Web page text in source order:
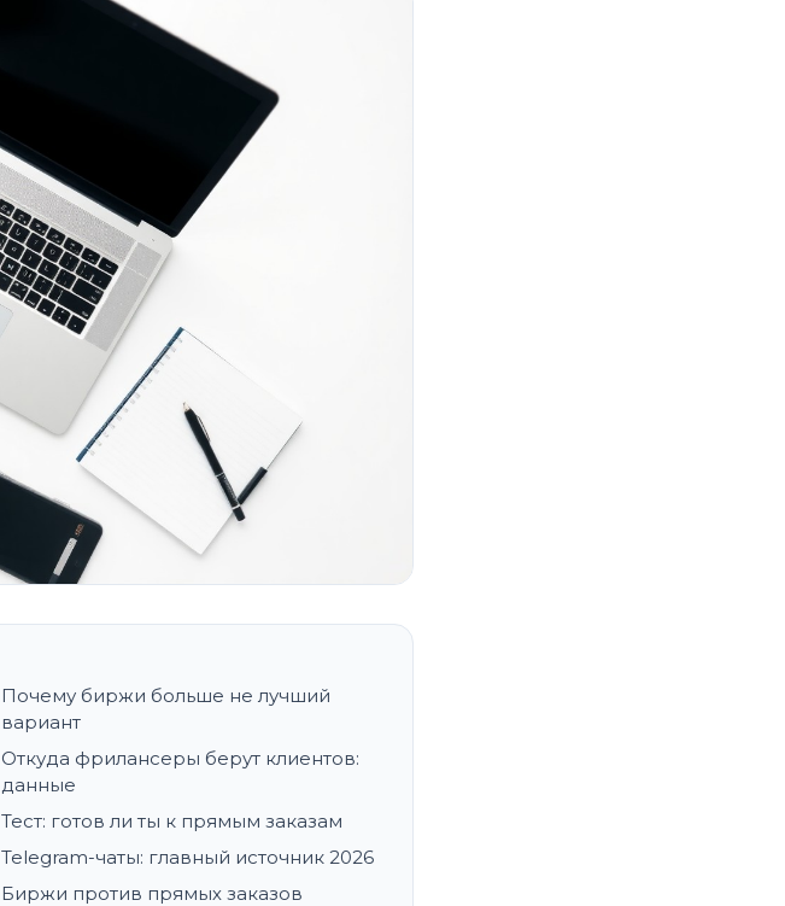
Почему биржи больше не лучший
вариант
Откуда фрилансеры берут клиентов:
данные
Тест: готов ли ты к прямым заказам
Telegram-чаты: главный источник 2026
Биржи против прямых заказов